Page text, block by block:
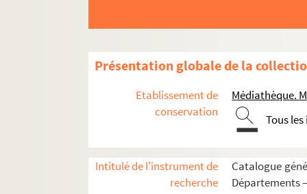
Présentation globale de la
Etablissement de
conservation
Médiathèque.
Tous
Intitulé de l'instrument de
recherche
Catalogue
Départements
Ms. 54. Petri Rigae aurora
Ms. 55-56. « Abregé de l'histoire du règne de
Ms. 57. « Institutions au droit françois »
Ms. 58. « Meditations et considerations pour
Ms. 59. Fragments du Coran. Manuscrit arabe
Ms. 61. Méditations pour une retraite
Ms. 62. « Méditation et considération pour